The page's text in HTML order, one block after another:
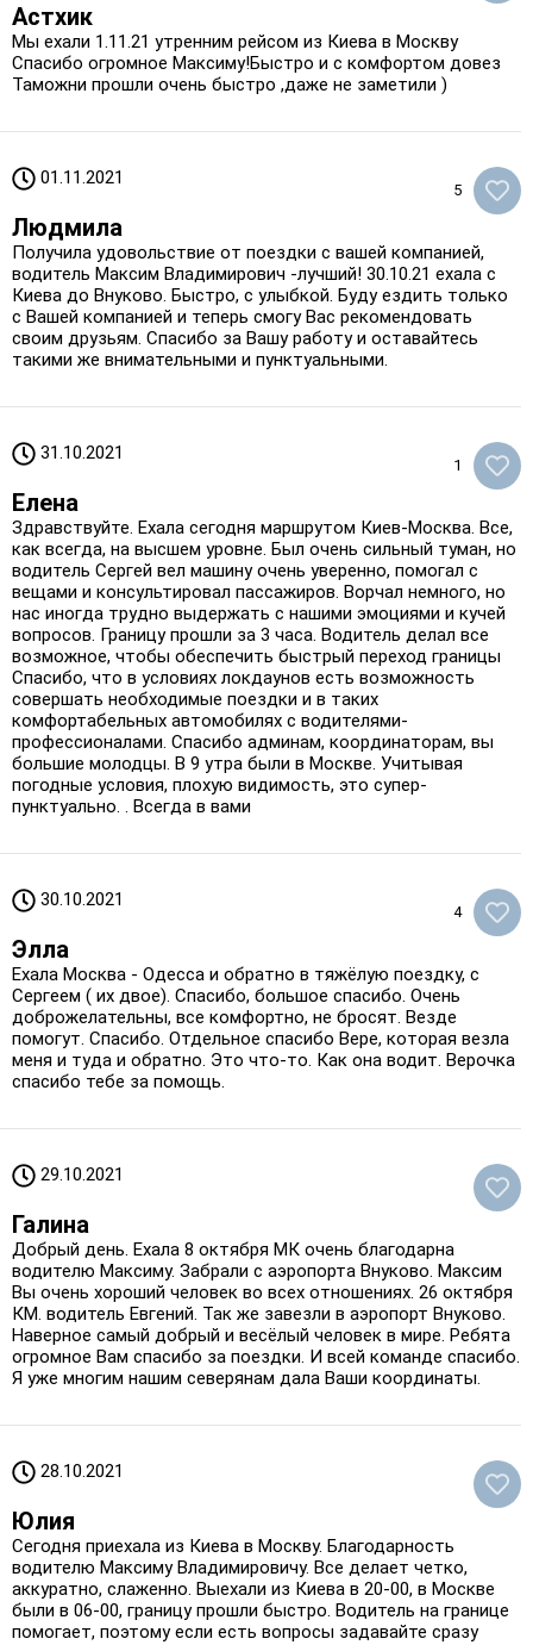
Астхик
Мы ехали 1.11.21 утренним рейсом из Киева в Москву
Спасибо огромное Максиму!Быстро и с комфортом довез
Таможни прошли очень быстро ,даже не заметили )
01.11.2021
5
Людмила
Получила удовольствие от поездки с вашей компанией,
водитель Максим Владимирович -лучший! 30.10.21 ехала с
Киева до Внуково. Быстро, с улыбкой. Буду ездить только
с Вашей компанией и теперь смогу Вас рекомендовать
своим друзьям. Спасибо за Вашу работу и оставайтесь
такими же внимательными и пунктуальными.
31.10.2021
1
Елена
Здравствуйте. Ехала сегодня маршрутом Киев-Москва. Все,
как всегда, на высшем уровне. Был очень сильный туман, но
водитель Сергей вел машину очень уверенно, помогал с
вещами и консультировал пассажиров. Ворчал немного, но
нас иногда трудно выдержать с нашими эмоциями и кучей
вопросов. Границу прошли за 3 часа. Водитель делал все
возможное, чтобы обеспечить быстрый переход границы
Спасибо, что в условиях локдаунов есть возможность
совершать необходимые поездки и в таких
комфортабельных автомобилях с водителями-
профессионалами. Спасибо админам, координаторам, вы
большие молодцы. В 9 утра были в Москве. Учитывая
погодные условия, плохую видимость, это супер-
пунктуально. . Всегда в вами
30.10.2021
4
Элла
Ехала Москва - Одесса и обратно в тяжёлую поездку, с
Сергеем ( их двое). Спасибо, большое спасибо. Очень
доброжелательны, все комфортно, не бросят. Везде
помогут. Спасибо. Отдельное спасибо Вере, которая везла
меня и туда и обратно. Это что-то. Как она водит. Верочка
спасибо тебе за помощь.
29.10.2021
Галина
Добрый день. Ехала 8 октября МК очень благодарна
водителю Максиму. Забрали с аэропорта Внуково. Максим
Вы очень хороший человек во всех отношениях. 26 октября
КМ. водитель Евгений. Так же завезли в аэропорт Внуково.
Наверное самый добрый и весёлый человек в мире. Ребята
огромное Вам спасибо за поездки. И всей команде спасибо.
Я уже многим нашим северянам дала Ваши координаты.
28.10.2021
Юлия
Сегодня приехала из Киева в Москву. Благодарность
водителю Максиму Владимировичу. Все делает четко,
аккуратно, слаженно. Выехали из Киева в 20-00, в Москве
были в 06-00, границу прошли быстро. Водитель на границе
помогает, поэтому если есть вопросы задавайте сразу